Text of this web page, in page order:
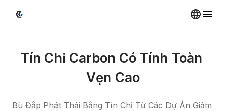
Tín Chỉ Carbon Có Tính Toàn
Vẹn Cao
Bù Đắp Phát Thải Bằng Tín Chỉ Từ Các Dự Án Giảm